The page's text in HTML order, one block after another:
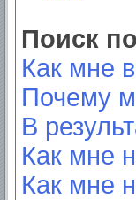
Поиск
Как мне
Почему
В
Как мне
Как мне